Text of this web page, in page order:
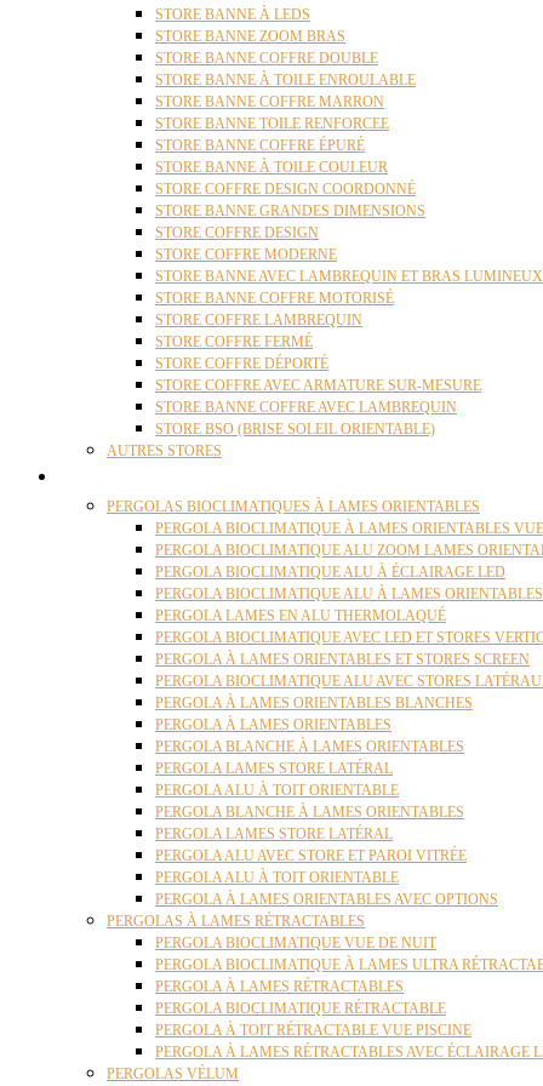
STORE BANNE À LEDS
STORE BANNE ZOOM BRAS
STORE BANNE COFFRE DOUBLE
STORE BANNE À TOILE ENROULABLE
STORE BANNE COFFRE MARRON
STORE BANNE TOILE RENFORCEE
STORE BANNE COFFRE ÉPURÉ
STORE BANNE À TOILE COULEUR
STORE COFFRE DESIGN COORDONNÉ
STORE BANNE GRANDES DIMENSIONS
STORE COFFRE DESIGN
STORE COFFRE MODERNE
STORE BANNE AVEC LAMBREQUIN ET BRAS LUMINEUX
STORE BANNE COFFRE MOTORISÉ
STORE COFFRE LAMBREQUIN
STORE COFFRE FERMÉ
STORE COFFRE DÉPORTÉ
STORE COFFRE AVEC ARMATURE SUR-MESURE
STORE BANNE COFFRE AVEC LAMBREQUIN
STORE BSO (BRISE SOLEIL ORIENTABLE)
AUTRES STORES
PERGOLAS BIOCLIMATIQUES À LAMES ORIENTABLES
PERGOLA BIOCLIMATIQUE À LAMES ORIENTABLES
PERGOLA BIOCLIMATIQUE ALU ZOOM LAMES
PERGOLA BIOCLIMATIQUE ALU À ÉCLAIRAGE LED
PERGOLA BIOCLIMATIQUE ALU À LAMES
PERGOLA LAMES EN ALU THERMOLAQUÉ
PERGOLA BIOCLIMATIQUE AVEC LED ET STORES
PERGOLA À LAMES ORIENTABLES ET STORES SCREEN
PERGOLA BIOCLIMATIQUE ALU AVEC STORES
PERGOLA À LAMES ORIENTABLES BLANCHES
PERGOLA À LAMES ORIENTABLES
PERGOLA BLANCHE À LAMES ORIENTABLES
PERGOLA LAMES STORE LATÉRAL
PERGOLA ALU À TOIT ORIENTABLE
PERGOLA BLANCHE À LAMES ORIENTABLES
PERGOLA LAMES STORE LATÉRAL
PERGOLA ALU AVEC STORE ET PAROI VITRÉE
PERGOLA ALU À TOIT ORIENTABLE
PERGOLA À LAMES ORIENTABLES AVEC OPTIONS
PERGOLAS À LAMES RÉTRACTABLES
PERGOLA BIOCLIMATIQUE VUE DE NUIT
PERGOLA BIOCLIMATIQUE À LAMES ULTRA
PERGOLA À LAMES RÉTRACTABLES
PERGOLA BIOCLIMATIQUE RÉTRACTABLE
PERGOLA À TOIT RÉTRACTABLE VUE PISCINE
PERGOLA À LAMES RÉTRACTABLES AVEC ÉCLAIRAGE
PERGOLAS VÉLUM